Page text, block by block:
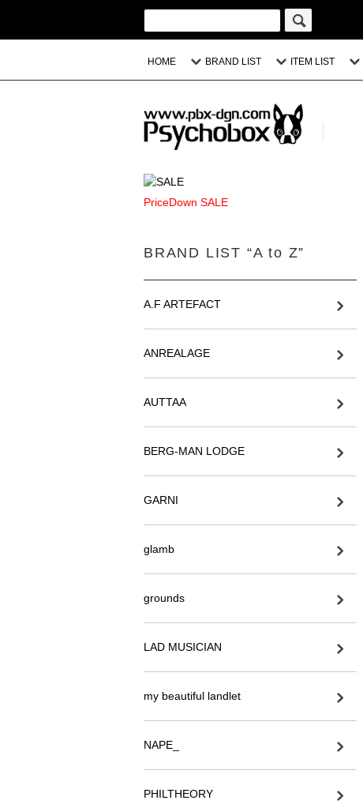
HOME BRAND LIST ITEM LIST
PriceDown SALE
BRAND LIST “A to Z”
A.F ARTEFACT
ANREALAGE
AUTTAA
BERG-MAN LODGE
GARNI
glamb
grounds
LAD MUSICIAN
my beautiful landlet
NAPE_
PHILTHEORY